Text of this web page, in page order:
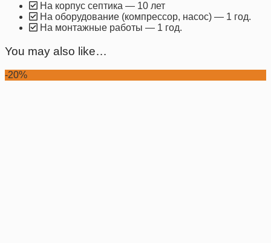
На корпус септика — 10 лет
На оборудование (компрессор, насос) — 1 год.
На монтажные работы — 1 год.
You may also like…
-20%